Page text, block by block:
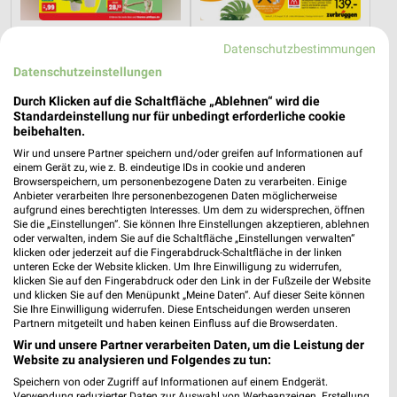
Gültig ab Mo. 10.08.
Marken-Spezial
Zurbrüggen
76,1 km
XXXLutz
22,8 km
Datenschutzbestimmungen
Datenschutzeinstellungen
Durch Klicken auf die Schaltfläche „Ablehnen“ wird die
Standardeinstellung nur für unbedingt erforderliche cookie
beibehalten.
Wir und unsere Partner speichern und/oder greifen auf Informationen auf
einem Gerät zu, wie z. B. eindeutige IDs in cookie und anderen
Browserspeichern, um personenbezogene Daten zu verarbeiten. Einige
Anbieter verarbeiten Ihre personenbezogenen Daten möglicherweise
aufgrund eines berechtigten Interesses. Um dem zu widersprechen, öffnen
Sie die „Einstellungen“. Sie können Ihre Einstellungen akzeptieren, ablehnen
oder verwalten, indem Sie auf die Schaltfläche „Einstellungen verwalten“
klicken oder jederzeit auf die Fingerabdruck-Schaltfläche in der linken
unteren Ecke der Website klicken. Um Ihre Einwilligung zu widerrufen,
klicken Sie auf den Fingerabdruck oder den Link in der Fußzeile der Website
und klicken Sie auf den Menüpunkt „Meine Daten“. Auf dieser Seite können
Sie Ihre Einwilligung widerrufen. Diese Entscheidungen werden unseren
Partnern mitgeteilt und haben keinen Einfluss auf die Browserdaten.
Wir und unsere Partner verarbeiten Daten, um die Leistung der
Website zu analysieren und Folgendes zu tun:
Speichern von oder Zugriff auf Informationen auf einem Endgerät.